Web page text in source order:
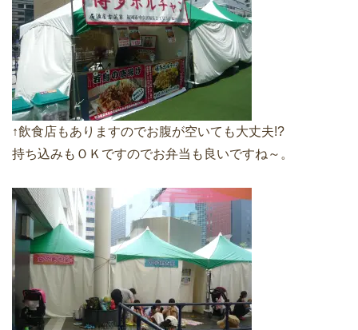
↑飲食店もありますのでお腹が空いても大丈夫!?
持ち込みもＯＫですのでお弁当も良いですね～。